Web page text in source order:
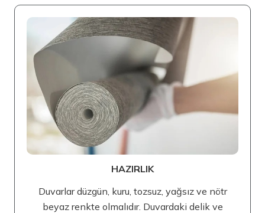
HAZIRLIK
Duvarlar düzgün, kuru, tozsuz, yağsız ve nötr
beyaz renkte olmalıdır. Duvardaki delik ve